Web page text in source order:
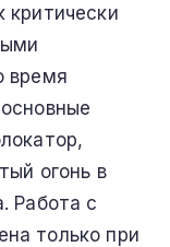
критически
время
огонь в
Работа с
только при